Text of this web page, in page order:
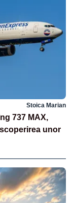
Stoica Marian
737 MAX,
unor